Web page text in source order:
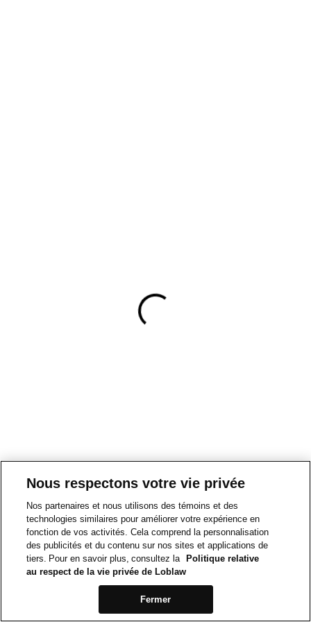
Nous respectons votre vie privée
Nos partenaires et nous utilisons des témoins et des
technologies similaires pour améliorer votre expérience en
fonction de vos activités. Cela comprend la personnalisation
des publicités et du contenu sur nos sites et applications de
tiers. Pour en savoir plus, consultez la
Politique relative
au respect de la vie privée de Loblaw
Fermer